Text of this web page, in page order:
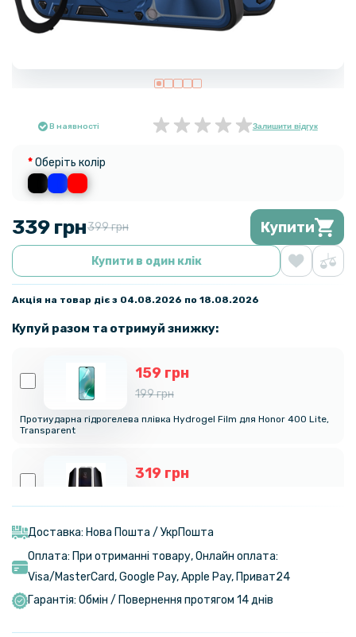
В наявності Залишити відгук
Оберіть колір
339 грн399 грн Купити
Купити в один клік
Акція на товар діє з 04.08.2026 по 18.08.2026
Купуй разом та отримуй знижку:
159 грн
199 грн
Протиударна гідрогелева плівка Hydrogel Film для Honor 400 Lite,
Transparent
319 грн
Lite, (Антишпигун, глянцева)
239 грн
299 грн
Доставка: Нова Пошта / УкрПошта
Оплата: При отриманні товару, Онлайн оплата:
Visa/MasterСard, Google Pay, Apple Pay, Приват24
Гарантія: Обмін / Повернення протягом 14 днів